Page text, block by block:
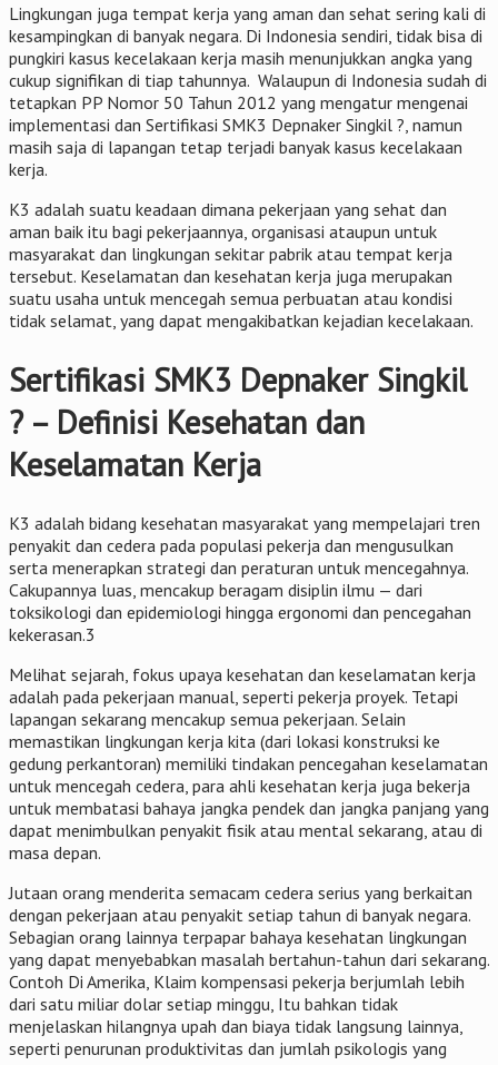
Lingkungan juga tempat kerja yang aman dan sehat sering kali di
kesampingkan di banyak negara. Di Indonesia sendiri, tidak bisa di
pungkiri kasus kecelakaan kerja masih menunjukkan angka yang
cukup signifikan di tiap tahunnya. Walaupun di Indonesia sudah di
tetapkan PP Nomor 50 Tahun 2012 yang mengatur mengenai
implementasi dan Sertifikasi SMK3 Depnaker Singkil ?, namun
masih saja di lapangan tetap terjadi banyak kasus kecelakaan
kerja.
K3 adalah suatu keadaan dimana pekerjaan yang sehat dan
aman baik itu bagi pekerjaannya, organisasi ataupun untuk
masyarakat dan lingkungan sekitar pabrik atau tempat kerja
tersebut. Keselamatan dan kesehatan kerja juga merupakan
suatu usaha untuk mencegah semua perbuatan atau kondisi
tidak selamat, yang dapat mengakibatkan kejadian kecelakaan.
Sertifikasi SMK3 Depnaker Singkil
? – Definisi Kesehatan dan
Keselamatan Kerja
K3 adalah bidang kesehatan masyarakat yang mempelajari tren
penyakit dan cedera pada populasi pekerja dan mengusulkan
serta menerapkan strategi dan peraturan untuk mencegahnya.
Cakupannya luas, mencakup beragam disiplin ilmu — dari
toksikologi dan epidemiologi hingga ergonomi dan pencegahan
kekerasan.3
Melihat sejarah, fokus upaya kesehatan dan keselamatan kerja
adalah pada pekerjaan manual, seperti pekerja proyek. Tetapi
lapangan sekarang mencakup semua pekerjaan. Selain
memastikan lingkungan kerja kita (dari lokasi konstruksi ke
gedung perkantoran) memiliki tindakan pencegahan keselamatan
untuk mencegah cedera, para ahli kesehatan kerja juga bekerja
untuk membatasi bahaya jangka pendek dan jangka panjang yang
dapat menimbulkan penyakit fisik atau mental sekarang, atau di
masa depan.
Jutaan orang menderita semacam cedera serius yang berkaitan
dengan pekerjaan atau penyakit setiap tahun di banyak negara.
Sebagian orang lainnya terpapar bahaya kesehatan lingkungan
yang dapat menyebabkan masalah bertahun-tahun dari sekarang.
Contoh Di Amerika, Klaim kompensasi pekerja berjumlah lebih
dari satu miliar dolar setiap minggu, Itu bahkan tidak
menjelaskan hilangnya upah dan biaya tidak langsung lainnya,
seperti penurunan produktivitas dan jumlah psikologis yang